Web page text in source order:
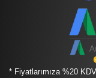
* Fiyatlarımıza %20